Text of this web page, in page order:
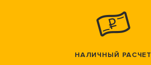
НАЛИЧНЫЙ РАСЧЕТ